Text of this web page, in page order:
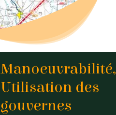
Manoeuvrabilité,
Utilisation des
gouvernes